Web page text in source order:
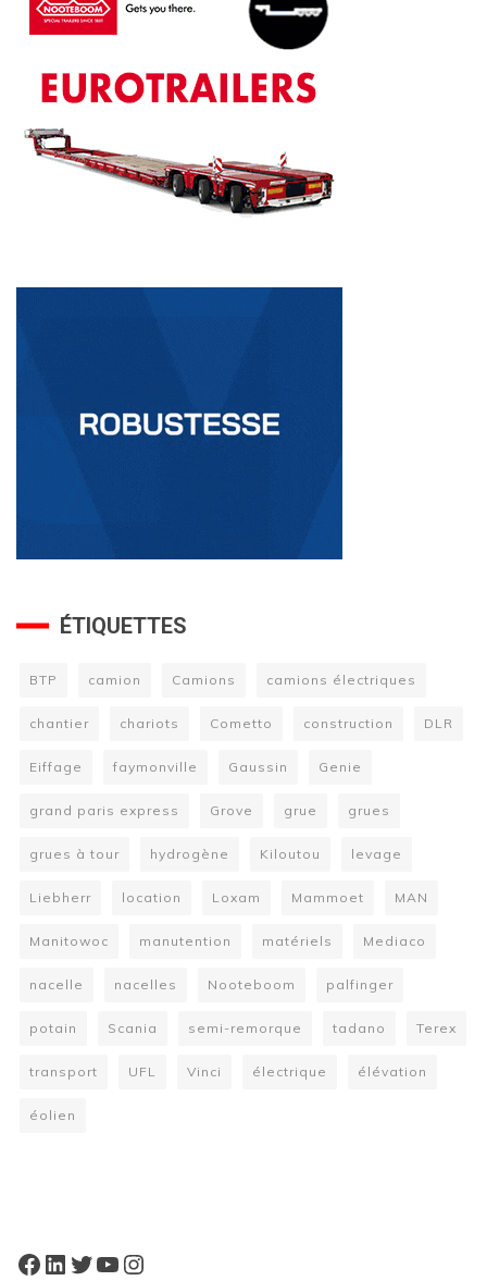
ÉTIQUETTES
BTP camion Camions camions électriques
chantier chariots Cometto construction DLR
Eiffage faymonville Gaussin Genie
grand paris express Grove grue grues
grues à tour hydrogène Kiloutou levage
Liebherr location Loxam Mammoet MAN
Manitowoc manutention matériels Mediaco
nacelle nacelles Nooteboom palfinger
potain Scania semi-remorque tadano Terex
transport UFL Vinci électrique élévation
éolien
Facebook
LinkedIn
Twitter
YouTube
Instagram